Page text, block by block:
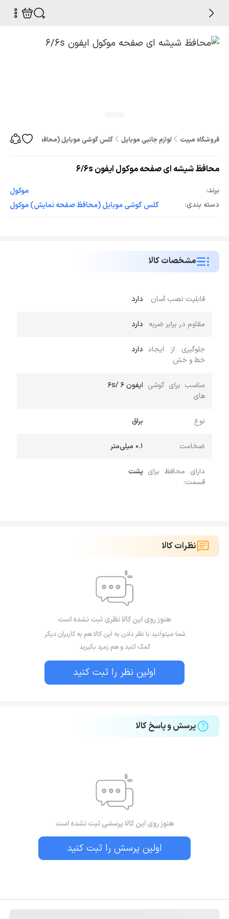
فروشگاه مبیت لوازم جانبی موبایل گلس گوشی موبایل (محافظ صفحه
محافظ شیشه ای صفحه موکول ایفون 6/6s
برند:
موکول
دسته بندی:
گلس گوشی موبایل (محافظ صفحه نمایش) موکول
مشخصات کالا
قابلیت نصب آسان دارد
مقاوم در برابر ضربه دارد
جلوگیری از ایجاد
خط و خش
دارد
مناسب برای گوشی
های
ایفون 6 /6s
نوع براق
ضخامت 0.1 میلی‌متر
دارای محافظ برای
قسمت:
پشت
نظرات کالا
هنوز روی این کالا نظری ثبت نشده است
شما میتوانید با نظر دادن به این کالا هم به کاربران دیگر
کمک کنید و هم زمرد بگیرید
اولین نظر را ثبت کنید
پرسش و پاسخ کالا
هنوز روی این کالا پرسشی ثبت نشده است
اولین پرسش را ثبت کنید